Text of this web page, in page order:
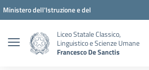
Vai ai contenuti
Vai al menu di navigazione
Vai al footer
Ministero dell'Istruzione e del
Liceo Statale Classico,
Linguistico e Scienze Umane
Francesco De Sanctis